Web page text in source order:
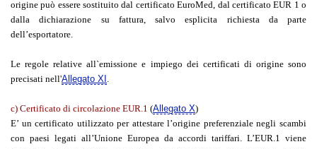
origine può essere sostituito dal certificato EuroMed, dal certificato EUR 1 o
dalla dichiarazione su fattura, salvo esplicita richiesta da parte
dell’esportatore.
Le regole relative all`emissione e impiego dei certificati di origine sono
precisati nell'Allegato XI .
c) Certificato di circolazione EUR.1 (Allegato X)
E’ un certificato utilizzato per attestare l’origine preferenziale negli scambi
con paesi legati all’Unione Europea da accordi tariffari. L’EUR.1 viene